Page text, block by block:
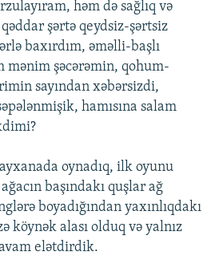
həm də sağlıq və
şərtə qeydsiz-şərtsiz
baxırdım, əməlli-başlı
mənim şəcərəmin, qohum-
sayından xəbərsizdi,
hamısına salam
oynadıq, ilk oyunu
başındakı quşlar ağ
boyadığından yaxınlıqdakı
köynək alası olduq və yalnız
elətdirdik.